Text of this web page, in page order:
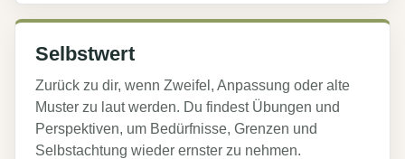
Selbstwert
Zurück zu dir, wenn Zweifel, Anpassung oder alte
Muster zu laut werden. Du findest Übungen und
Perspektiven, um Bedürfnisse, Grenzen und
Selbstachtung wieder ernster zu nehmen.